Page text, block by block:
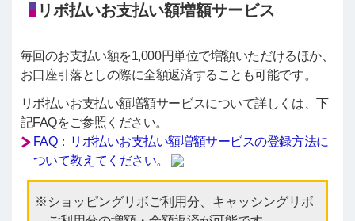
リボ払いお支払い額増額サービス
毎回のお支払い額を1,000円単位で増額いただけるほか、
お口座引落としの際に全額返済することも可能です。
リボ払いお支払い額増額サービスについて詳しくは、下
記FAQをご参照ください。
FAQ：リボ払いお支払い額増額サービスの登録方法に
ついて教えてください。
ショッピングリボご利用分、キャッシングリボ